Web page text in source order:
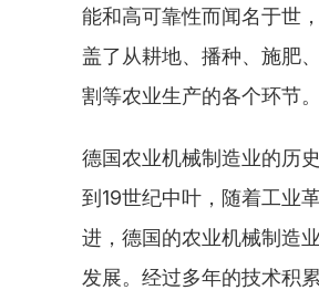
能和高可靠性而闻名于世
盖了从耕地、播种、施肥
割等农业生产的各个环节。
德国农业机械制造业的历
到19世纪中叶，随着工业
进，德国的农业机械制造
发展。经过多年的技术积